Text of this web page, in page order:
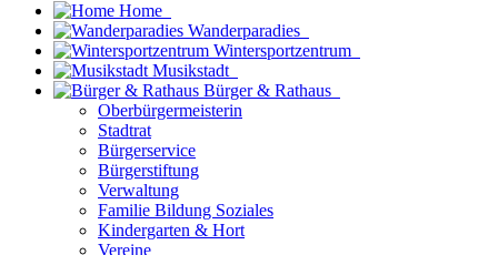
Home
Wanderparadies
Wintersportzentrum
Musikstadt
Bürger & Rathaus
Oberbürgermeisterin
Stadtrat
Bürgerservice
Bürgerstiftung
Verwaltung
Familie Bildung Soziales
Kindergarten & Hort
Vereine